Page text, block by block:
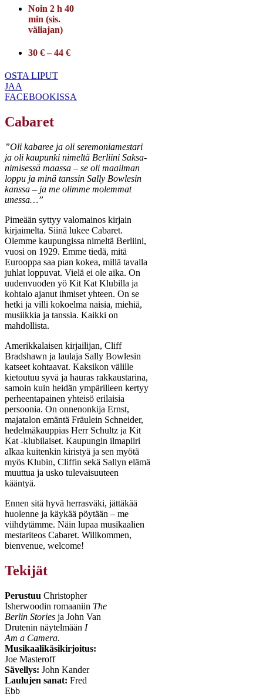
Noin 2 h 40
min (sis.
väliajan)
30 € – 44 €
OSTA LIPUT
JAA
FACEBOOKISSA
Cabaret
”Oli kabaree ja oli seremoniamestari
ja oli kaupunki nimeltä Berliini Saksa-
nimisessä maassa – se oli maailman
loppu ja minä tanssin Sally Bowlesin
kanssa – ja me olimme molemmat
unessa…”
Pimeään syttyy valomainos kirjain
kirjaimelta. Siinä lukee Cabaret.
Olemme kaupungissa nimeltä Berliini,
vuosi on 1929. Emme tiedä, mitä
Eurooppa saa pian kokea, millä tavalla
juhlat loppuvat. Vielä ei ole aika. On
uudenvuoden yö Kit Kat Klubilla ja
kohtalo ajanut ihmiset yhteen. On se
hetki ja villi kokoelma naisia, miehiä,
musiikkia ja tanssia. Kaikki on
mahdollista.
Amerikkalaisen kirjailijan, Cliff
Bradshawn ja laulaja Sally Bowlesin
katseet kohtaavat. Kaksikon välille
kietoutuu syvä ja hauras rakkaustarina,
samoin kuin heidän ympärilleen kertyy
perheentapainen yhteisö erilaisia
persoonia. On onnenonkija Ernst,
majatalon emäntä Fräulein Schneider,
hedelmäkauppias Herr Schultz ja Kit
Kat -klubilaiset. Kaupungin ilmapiiri
alkaa kuitenkin kiristyä ja sen myötä
myös Klubin, Cliffin sekä Sallyn elämä
muuttua ja usko tulevaisuuteen
kääntyä.
Ennen sitä hyvä herrasväki, jättäkää
huolenne ja käykää pöytään – me
viihdytämme. Näin lupaa musikaalien
mestariteos Cabaret. Willkommen,
bienvenue, welcome!
Tekijät
Perustuu Christopher
Isherwoodin romaaniin The
Berlin Stories ja John Van
Drutenin näytelmään I
Am a Camera.
Musikaalikäsikirjoitus:
Joe Masteroff
Sävellys: John Kander
Laulujen sanat: Fred
Ebb